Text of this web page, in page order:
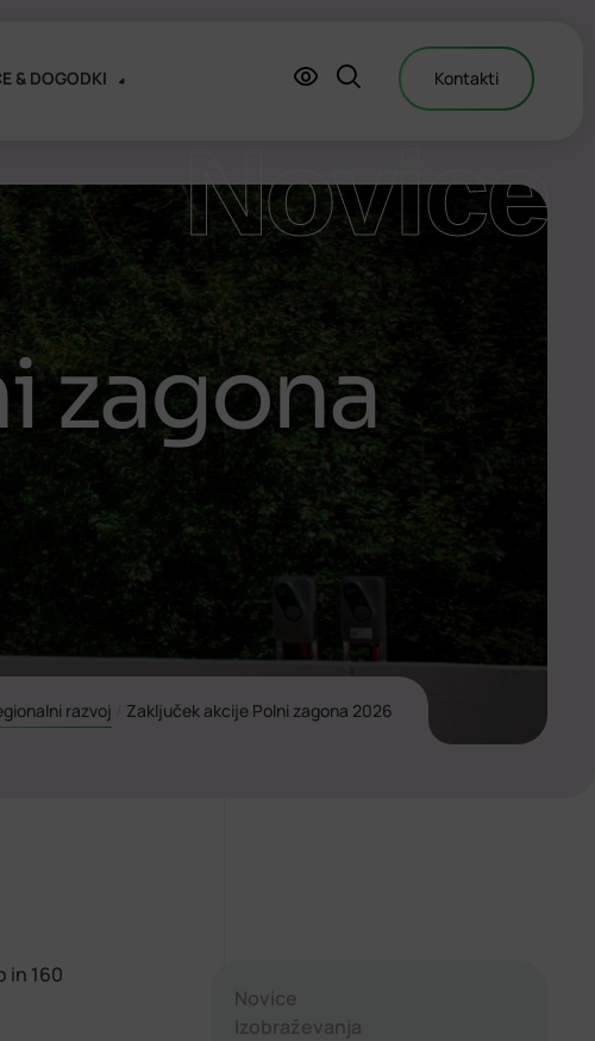
& DOGODKI Kontakti
zagona
razvoj Zaključek akcije Polni zagona 2026
Novice
in 160
Novice
Izobraževanja